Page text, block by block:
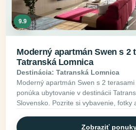
9.9
Moderný apartmán Swen s 2
Tatranská Lomnica
Destinácia: Tatranská Lomnica
Moderný apartmán Swen s 2
ponúka ubytovanie v destinácii
Slovensko. Pozrite si vybavenie, fotky
Zobraziť